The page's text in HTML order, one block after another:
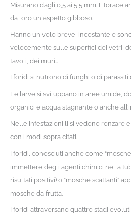
Misurano dagli 0,5 ai 5,5 mm. Il torace
da loro un aspetto gibboso.
Hanno un volo breve, incostante e
velocemente sulle superfici dei vetri,
tavoli, dei muri…
I foridi si nutrono di funghi o di parassiti
Le larve si sviluppano in aree umide,
organici e acqua stagnante o anche
Nelle infestazioni li si vedono ronzare
con i modi sopra citati.
I foridi, conosciuti anche come
immettere degli agenti chimici nella
risultati positivi) o “mosche scattanti”
mosche da frutta.
I foridi attraversano quattro stadi